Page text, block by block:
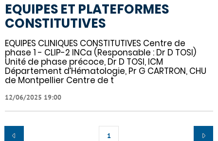
EQUIPES ET PLATEFORMES
CONSTITUTIVES
EQUIPES CLINIQUES CONSTITUTIVES Centre de
phase 1 - CLIP-2 INCa (Responsable : Dr D TOSI)
Unité de phase précoce, Dr D TOSI, ICM
Département d’Hématologie, Pr G CARTRON, CHU
de Montpellier Centre de t
12/06/2025 19:00
1